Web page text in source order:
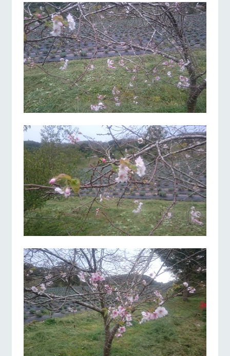
間・料金
交通アク
セス
よくいた
だく質問
団体のお
客様へ
ペットを
お連れの
お客様へ
わせ・資
料請求
レストラ
ン
牧場の生産品を
知り尽くした料
理人が腕を振
い、ビュッフェ
スタイルで提供
ショップ
／お買い
物
丹精込めて育て
た生産品をはじ
め、牧場産の逸
品を取り揃えた
店舗
牧場マッ
プ
牧場マップのダ
ウンロード
周遊バス
牧場内を巡る周
遊バスのご案内
生産品カタログ・資料DL
English (Google Translate)
ネットショップ
個人情報取扱いについて
動物とふれあう アクティビティ/体験 ショップ/お買い物
牧場マップを見る 周遊バス
営業時間・料金 交通アクセス
よくあるご質問
団体のお客様へ
ペットをお連れの
お客様へ お問い合わせ